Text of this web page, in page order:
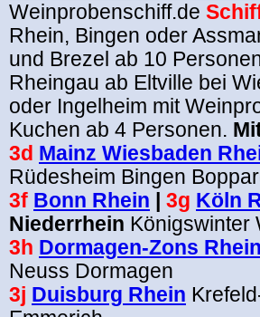
Weinprobenschiff.de
Rhein, Bingen oder
und Brezel ab 10
Rheingau ab Eltville bei
oder Ingelheim mit
Kuchen ab 4 Personen.
3d Mainz Wiesbaden
Rüdesheim Bingen
3f Bonn Rhein 3g Köln
Niederrhein Königswinter
3h Dormagen-Zons Rhein
Neuss Dormagen
3j Duisburg Rhein